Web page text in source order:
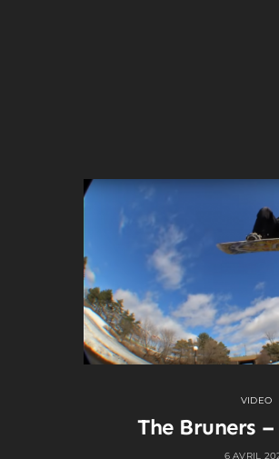
VIDEO
The Bruners
6 AVRIL